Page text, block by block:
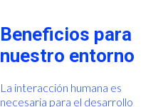
Beneficios para
nuestro entorno
La interacción humana es
necesaria para el desarrollo